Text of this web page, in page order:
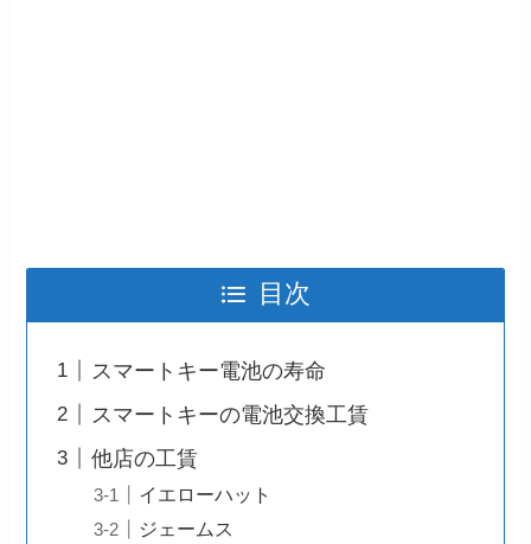
目次
スマートキー電池の寿命
スマートキーの電池交換工賃
他店の工賃
イエローハット
ジェームス